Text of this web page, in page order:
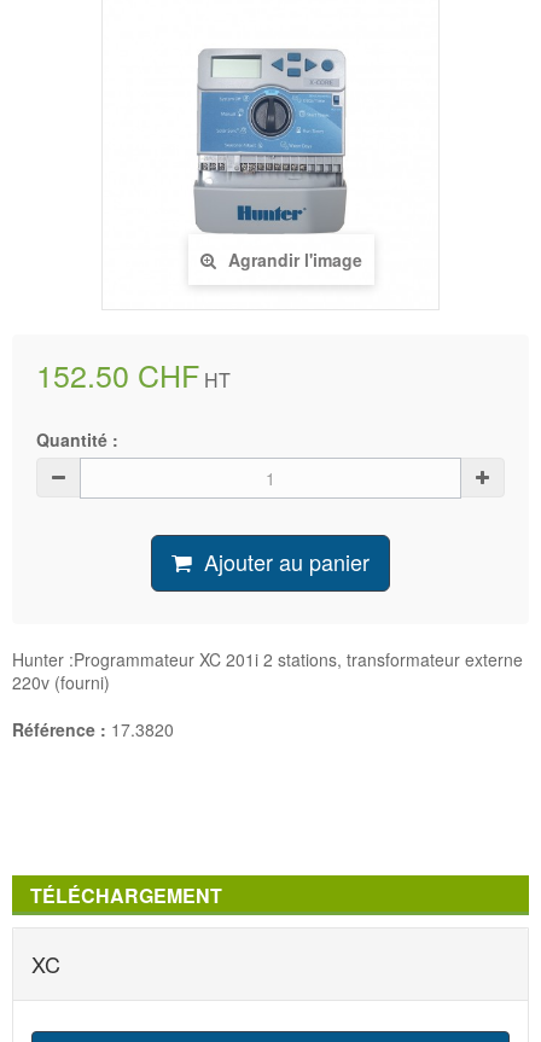
Agrandir l'image
152.50 CHF HT
Quantité :
Ajouter au panier
Hunter :Programmateur XC 201i 2 stations, transformateur externe
220v (fourni)
Référence : 17.3820
TÉLÉCHARGEMENT
XC